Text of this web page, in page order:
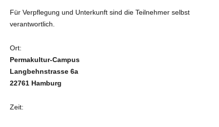
Für Verpflegung und Unterkunft sind die Teilnehmer selbst
verantwortlich.
Ort:
Permakultur-Campus
Langbehnstrasse 6a
22761 Hamburg
Zeit: